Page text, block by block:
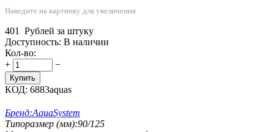
Наведите на картинку для увеличения
401
Рублей за штуку
Доступность: В наличии
Кол-во:
+
−
Купить
КОД: 6883aquas
Бренд:AquaSystem
Типоразмер (мм):90/125